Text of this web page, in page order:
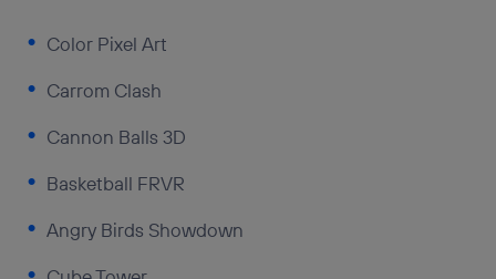
Color Pixel Art
Carrom Clash
Cannon Balls 3D
Basketball FRVR
Angry Birds Showdown